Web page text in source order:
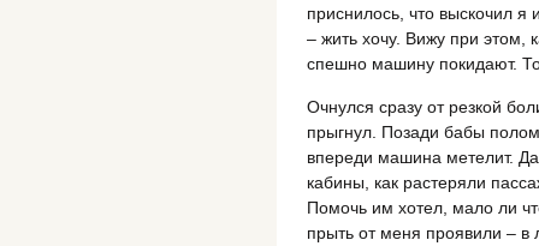
приснилось, что выскочил я
– жить хочу. Вижу при этом,
спешно машину покидают.
Очнулся сразу от резкой
прыгнул. Позади бабы
впереди машина метелит.
кабины, как растеряли
Помочь им хотел, мало ли
прыть от меня проявили – в